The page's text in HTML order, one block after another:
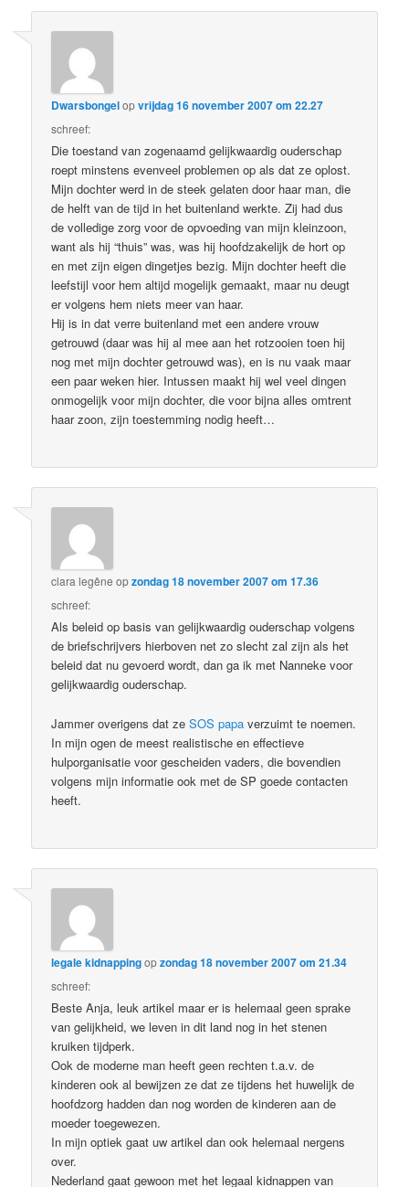
Dwarsbongelopvrijdag 16 november 2007 om 22.27
schreef:
Die toestand van zogenaamd gelijkwaardig ouderschap
roept minstens evenveel problemen op als dat ze oplost.
Mijn dochter werd in de steek gelaten door haar man, die
de helft van de tijd in het buitenland werkte. Zij had dus
de volledige zorg voor de opvoeding van mijn kleinzoon,
want als hij “thuis” was, was hij hoofdzakelijk de hort op
en met zijn eigen dingetjes bezig. Mijn dochter heeft die
leefstijl voor hem altijd mogelijk gemaakt, maar nu deugt
er volgens hem niets meer van haar.
Hij is in dat verre buitenland met een andere vrouw
getrouwd (daar was hij al mee aan het rotzooien toen hij
nog met mijn dochter getrouwd was), en is nu vaak maar
een paar weken hier. Intussen maakt hij wel veel dingen
onmogelijk voor mijn dochter, die voor bijna alles omtrent
haar zoon, zijn toestemming nodig heeft…
clara legêne opzondag 18 november 2007 om 17.36
schreef:
Als beleid op basis van gelijkwaardig ouderschap volgens
de briefschrijvers hierboven net zo slecht zal zijn als het
beleid dat nu gevoerd wordt, dan ga ik met Nanneke voor
gelijkwaardig ouderschap.
Jammer overigens dat zeSOS papa verzuimt te noemen.
In mijn ogen de meest realistische en effectieve
hulporganisatie voor gescheiden vaders, die bovendien
volgens mijn informatie ook met de SP goede contacten
heeft.
legale kidnappingopzondag 18 november 2007 om 21.34
schreef:
Beste Anja, leuk artikel maar er is helemaal geen sprake
van gelijkheid, we leven in dit land nog in het stenen
kruiken tijdperk.
Ook de moderne man heeft geen rechten t.a.v. de
kinderen ook al bewijzen ze dat ze tijdens het huwelijk de
hoofdzorg hadden dan nog worden de kinderen aan de
moeder toegewezen.
In mijn optiek gaat uw artikel dan ook helemaal nergens
over.
Nederland gaat gewoon met het legaal kidnappen van